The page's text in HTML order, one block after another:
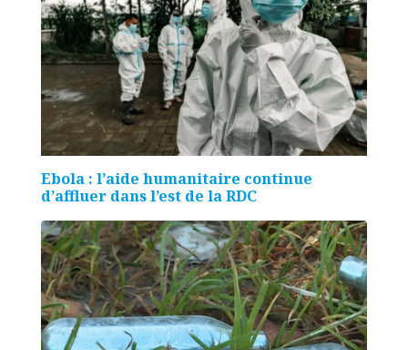
Ebola : l’aide humanitaire continue
d’affluer dans l’est de la RDC